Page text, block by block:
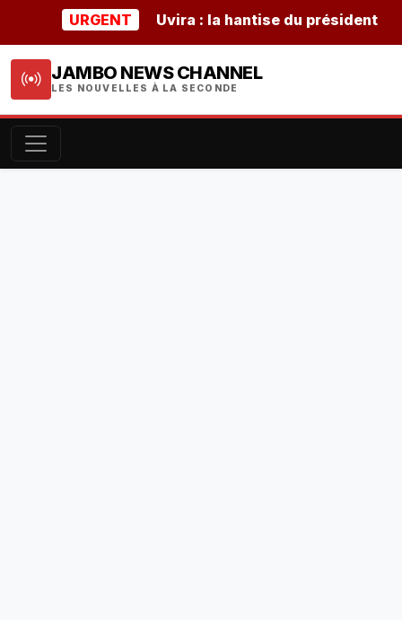
URGENT Uvira : la hantise du président
JAMBO NEWS CHANNEL
LES NOUVELLES À LA SECONDE